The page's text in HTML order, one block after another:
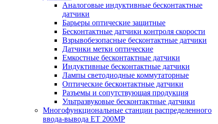
Аналоговые индуктивные бесконтактные
датчики
Барьеры оптические защитные
Бесконтактные датчики контроля скорости
Взрывобезопасные бесконтактные датчики
Датчики метки оптические
Емкостные бесконтактные датчики
Индуктивные бесконтактные датчики
Лампы светодиодные коммутаторные
Оптические бесконтактные датчики
Разъемы и сопутствующая продукция
Ультразвуковые бесконтактные датчики
Многофункциональные станции распределенного
ввода-вывода ET 200MP